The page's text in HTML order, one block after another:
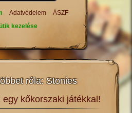
Adatvédelem
ÁSZF
kezelése
róla: Stonies
kőkorszaki játékkal!